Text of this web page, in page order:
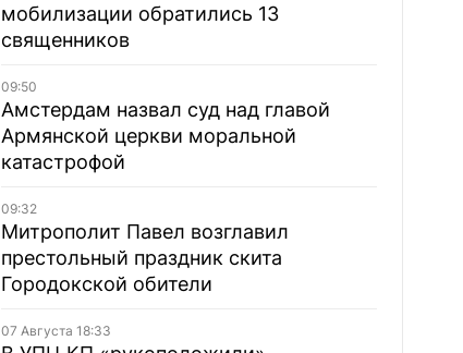
мобилизации обратились 13
священников
09:50
Амстердам назвал суд над главой
Армянской церкви моральной
катастрофой
09:32
Митрополит Павел возглавил
престольный праздник скита
Городокской обители
07 Августа 18:33